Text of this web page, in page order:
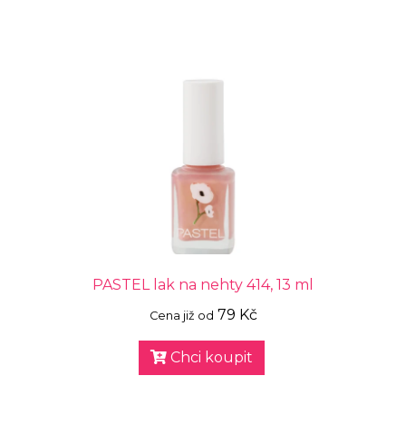
PASTEL lak na nehty 414, 13 ml
Cena již od 79 Kč
Chci koupit